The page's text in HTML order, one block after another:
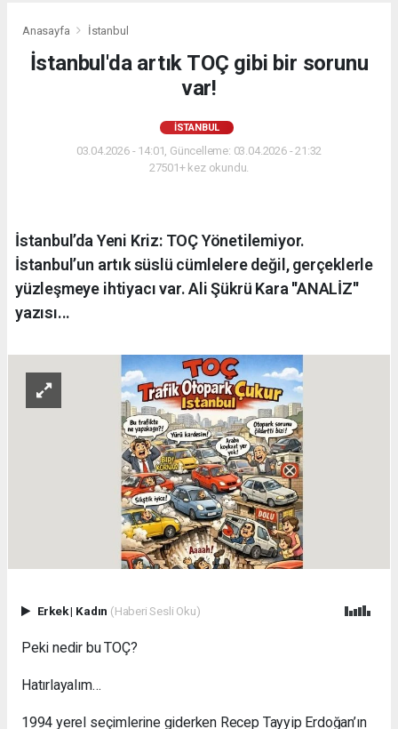
Anasayfa İstanbul
İstanbul'da artık TOÇ gibi bir sorunu
var!
İSTANBUL
03.04.2026 - 14:01, Güncelleme: 03.04.2026 - 21:32
27501+ kez okundu.
İstanbul’da Yeni Kriz: TOÇ Yönetilemiyor.
İstanbul’un artık süslü cümlelere değil, gerçeklerle
yüzleşmeye ihtiyacı var. Ali Şükrü Kara ''ANALİZ''
yazısı...
Erkek| Kadın (Haberi Sesli Oku)
Peki nedir bu TOÇ?
Hatırlayalım…
1994 yerel seçimlerine giderken Recep Tayyip Erdoğan’ın